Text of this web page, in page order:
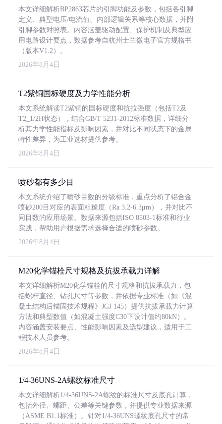
本文详细解析BP2863芯片的引脚功能及参数，包括各引脚
定义、典型电压/电流值、内部逻辑关系等核心数据，并附
引脚参数对照表。内容涵盖驱动配置、保护机制及典型应
用电路设计要点，数据参考自杭州士兰微电子官方规格书
（版本V1.2）。
2026年8月4日
T2紫铜国标硬度及力学性能分析
本文系统解读T2紫铜的国标硬度和抗拉强度（包括T2及
T2_1/2H状态），结合GB/T 5231-2012标准数据，详细分
析其力学性能指标及影响因素，并对比不同状态下的金属
特性差异，为工业选材提供参考。
2026年8月4日
喷砂都有多少目
本文系统介绍了喷砂目数的分级标准，重点分析了铝合金
喷砂200目对应的表面粗糙度（Ra 3.2-6.3μm），并对比不
同目数的应用场景。数据来源包括ISO 8503-1标准和行业
实践，帮助用户根据需求选择合适的喷砂参数。
2026年8月4日
M20化学锚栓尺寸规格及抗拔承载力详解
本文详细解析M20化学锚栓的尺寸规格和抗拔承载力，包
括螺杆直径、钻孔尺寸等参数，并依据专业标准（如《混
凝土结构后锚固技术规程》JGJ 145）提供抗拔承载力计算
方法和典型数值（如混凝土强度C30下设计值约80kN）。
内容涵盖安装要点、性能影响因素及选型建议，适用于工
程技术人员参考。
2026年8月4日
1/4-36UNS-2A螺纹标准尺寸
本文详细解析1/4-36UNS-2A螺纹的标准尺寸及底孔计算，
包括外径、螺距、公差等关键参数，并提供专业数据来源
（ASME B1.1标准）。针对1/4-36UNS螺纹底孔尺寸的常